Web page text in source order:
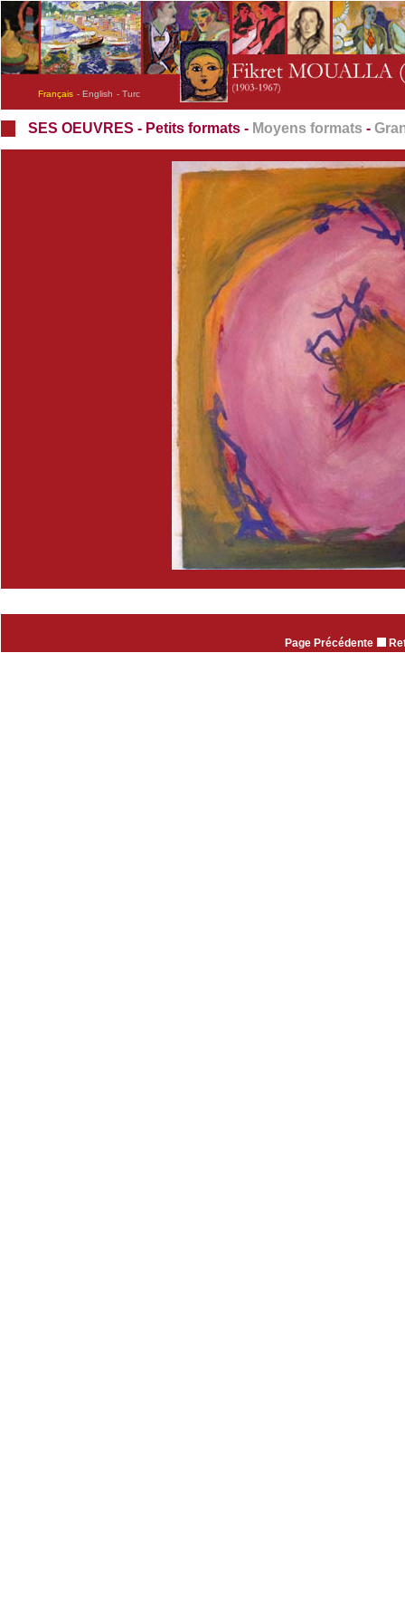
Français - English - Turc
SES OEUVRES - Petits formats - Moyens formats -
Page Précédente